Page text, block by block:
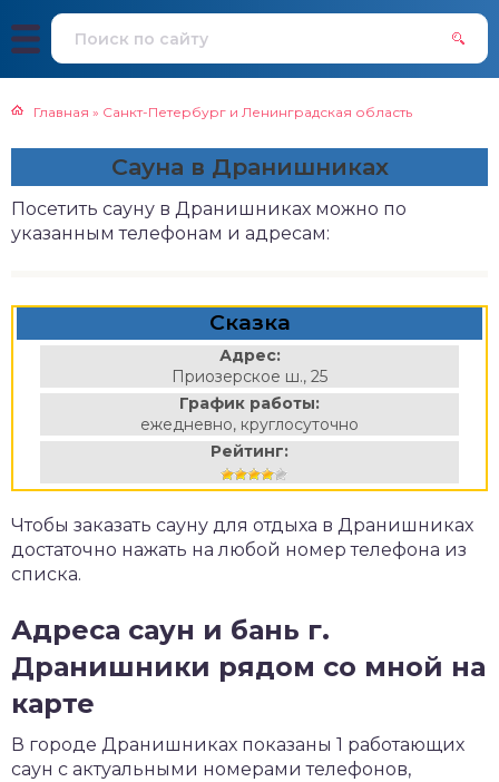
Главная » Санкт-Петербург и Ленинградская область
Сауна в Дранишниках
Посетить сауну в Дранишниках можно по
указанным телефонам и адресам:
Сказка
Адрес:
Приозерское ш., 25
График работы:
ежедневно, круглосуточно
Рейтинг:
Чтобы заказать сауну для отдыха в Дранишниках
достаточно нажать на любой номер телефона из
списка.
Адреса саун и бань г.
Дранишники рядом со мной на
карте
В городе Дранишниках показаны 1 работающих
саун с актуальными номерами телефонов,